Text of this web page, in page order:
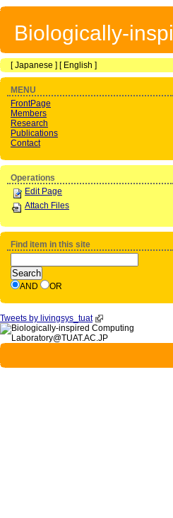
Biologically-
[Japanese ] [ English ]
MENU
FrontPage
Members
Research
Publications
Contact
Operations
Edit Page
Attach Files
Find item in this site
AND OR
Tweets by livingsys_tuat